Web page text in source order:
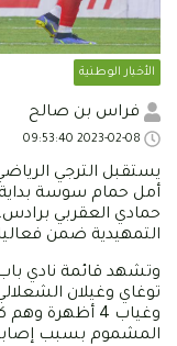
الأخبار الوطنية
فراس بن صالح
أمل حمام سوسة
حمادي العقربي
التمهيدية ضمن
وتشهد قائمة نادي
توغاي وغيلان
وغياب 4 أظهرة
المشموم بسبب